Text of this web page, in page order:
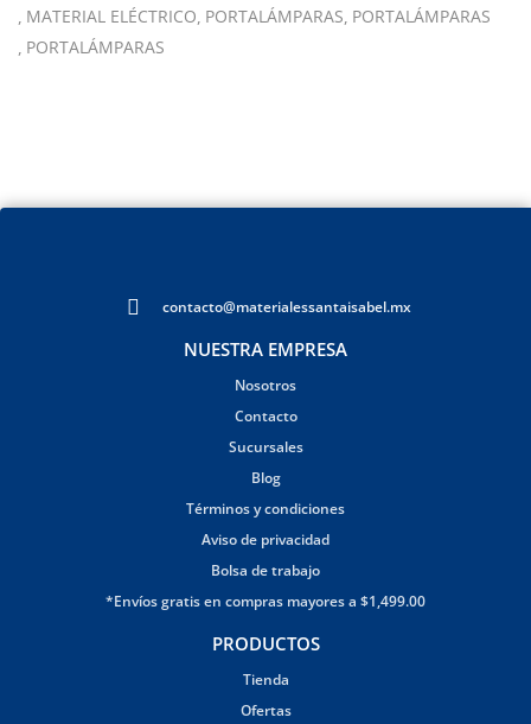
MATERIAL ELÉCTRICO PORTALÁMPARAS PORTALÁMPARAS
PORTALÁMPARAS
contacto@materialessantaisabel.mx
NUESTRA EMPRESA
Nosotros
Contacto
Sucursales
Blog
Términos y condiciones
Aviso de privacidad
Bolsa de trabajo
*Envíos gratis en compras mayores a $1,499.00
PRODUCTOS
Tienda
Ofertas